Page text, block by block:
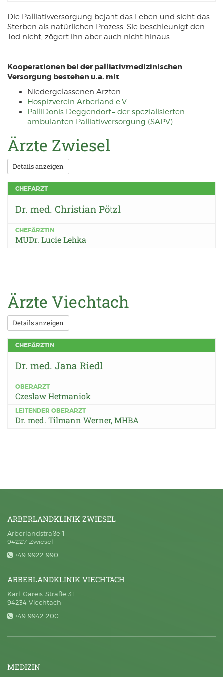
Die Palliativversorgung bejaht das Leben und sieht das
Sterben als natürlichen Prozess. Sie beschleunigt den
Tod nicht, zögert ihn aber auch nicht hinaus.
Kooperationen bei der palliativmedizinischen
Versorgung bestehen u.a. mit:
Niedergelassenen Ärzten
Hospizverein Arberland e.V.
PalliDonis Deggendorf – der spezialisierten
ambulanten Palliativversorgung (SAPV)
Ärzte Zwiesel
Details anzeigen
CHEFARZT
Dr. med. Christian Pötzl
CHEFÄRZTIN
MUDr. Lucie Lehka
Ärzte Viechtach
Details anzeigen
CHEFÄRZTIN
Dr. med. Jana Riedl
OBERARZT
Czeslaw Hetmaniok
LEITENDER OBERARZT
Dr. med. Tilmann Werner, MHBA
ARBERLANDKLINIK ZWIESEL
Arberlandstraße 1
94227 Zwiesel
+49 9922 990
ARBERLANDKLINIK VIECHTACH
Karl-Gareis-Straße 31
94234 Viechtach
+49 9942 200
MEDIZIN